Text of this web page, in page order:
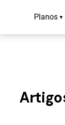
Planos ▾